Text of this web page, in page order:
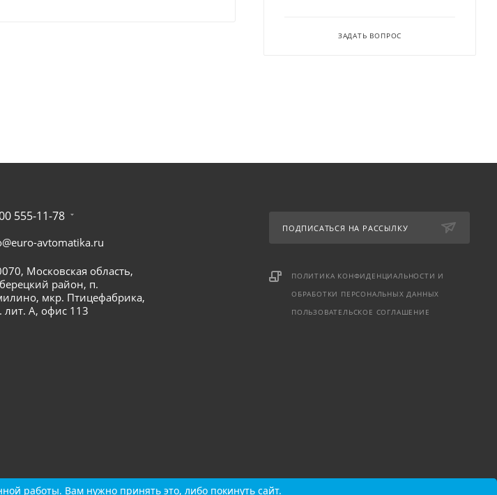
ЗАДАТЬ ВОПРОС
555-11-78
avtomatika.ru
Московская область,
район, п.
мкр. Птицефабрика,
лит. А, офис 113
ПОДПИСАТЬСЯ НА РАССЫЛКУ
ПОЛИТИКА КОНФИДЕНЦИАЛЬНОСТИ И
ОБРАБОТКИ ПЕРСОНАЛЬНЫХ ДАННЫХ
ПОЛЬЗОВАТЕЛЬСКОЕ СОГЛАШЕНИЕ
работы. Вам нужно принять это, либо покинуть сайт.